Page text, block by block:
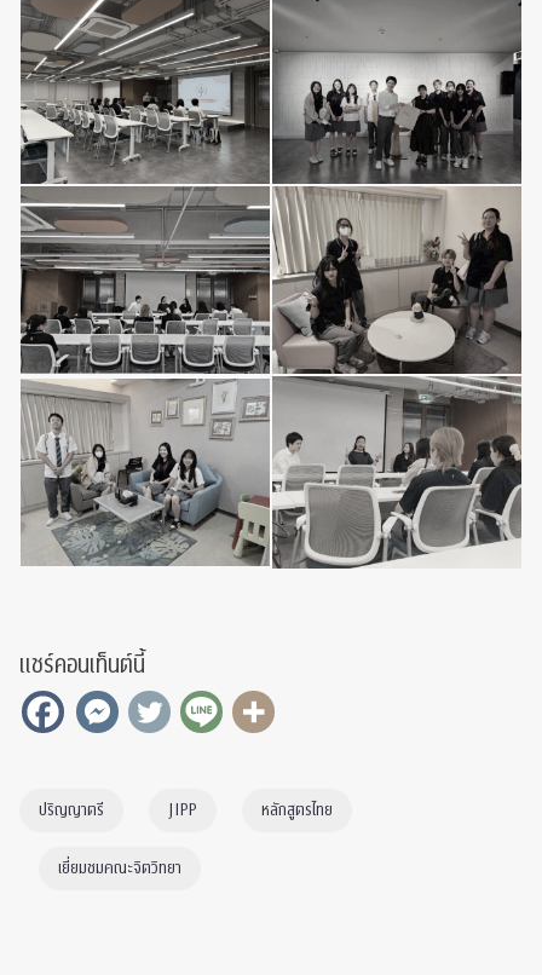
แชร์คอนเท็นต์นี้
ปริญญาตรี JIPP หลักสูตรไทย
เยี่ยมชมคณะจิตวิทยา